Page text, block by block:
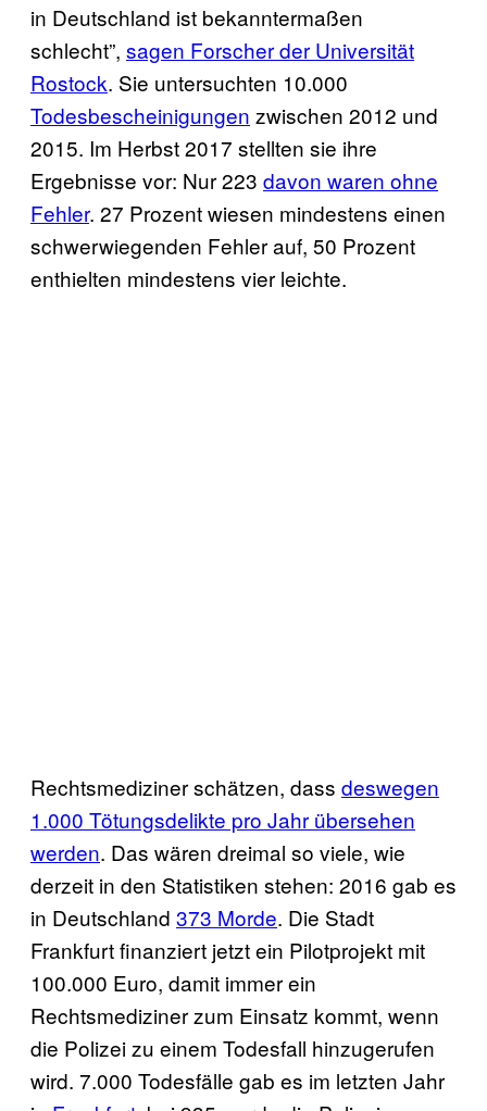
in Deutschland ist bekanntermaßen
schlecht”, sagen Forscher der Universität
Rostock. Sie untersuchten 10.000
Todesbescheinigungen zwischen 2012 und
2015. Im Herbst 2017 stellten sie ihre
Ergebnisse vor: Nur 223 davon waren ohne
Fehler. 27 Prozent wiesen mindestens einen
schwerwiegenden Fehler auf, 50 Prozent
enthielten mindestens vier leichte.
Rechtsmediziner schätzen, dass deswegen
1.000 Tötungsdelikte pro Jahr übersehen
werden. Das wären dreimal so viele, wie
derzeit in den Statistiken stehen: 2016 gab es
in Deutschland 373 Morde. Die Stadt
Frankfurt finanziert jetzt ein Pilotprojekt mit
100.000 Euro, damit immer ein
Rechtsmediziner zum Einsatz kommt, wenn
die Polizei zu einem Todesfall hinzugerufen
wird. 7.000 Todesfälle gab es im letzten Jahr